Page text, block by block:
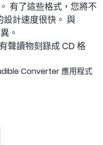
有了這些格式，您將不
計速度很快。 與
。
聲讀物刻錄成 CD 格
Converter 應用程式